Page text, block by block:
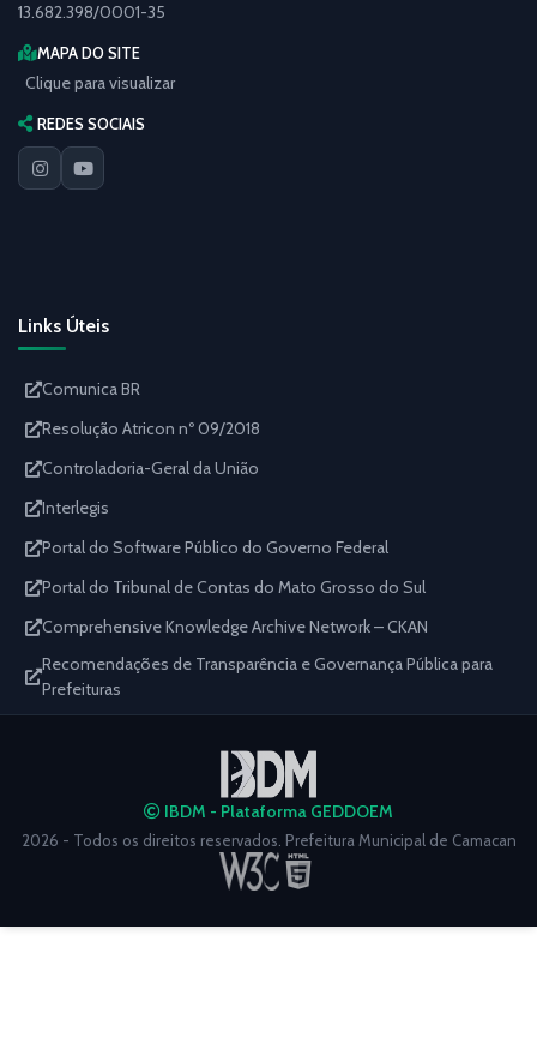
13.682.398/0001-35
MAPA DO SITE
Clique para visualizar
REDES SOCIAIS
Links Úteis
Comunica BR
Resolução Atricon nº 09/2018
Controladoria-Geral da União
Interlegis
Portal do Software Público do Governo Federal
Portal do Tribunal de Contas do Mato Grosso do Sul
Comprehensive Knowledge Archive Network – CKAN
Recomendações de Transparência e Governança Pública para
Prefeituras
IBDM - Plataforma GEDDOEM
2026 - Todos os direitos reservados. Prefeitura Municipal de Camacan